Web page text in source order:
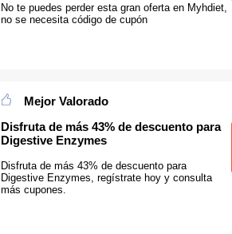
No te puedes perder esta gran oferta en Myhdiet,
no se necesita código de cupón
Mejor Valorado
Disfruta de más 43% de descuento para
Digestive Enzymes
Disfruta de más 43% de descuento para
Digestive Enzymes, regístrate hoy y consulta
más cupones.